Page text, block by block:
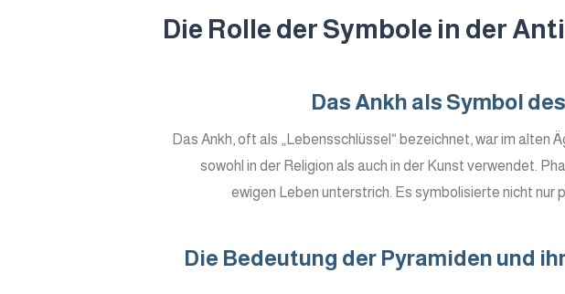
Die Rolle der Symbole in der
Das Ankh als Symbol
Das Ankh, oft als „Lebensschlüssel“ bezeichnet, war im
sowohl in der Religion als auch in der Kunst verwendet.
ewigen Leben unterstrich. Es symbolisierte nicht nur
Die Bedeutung der Pyramiden und